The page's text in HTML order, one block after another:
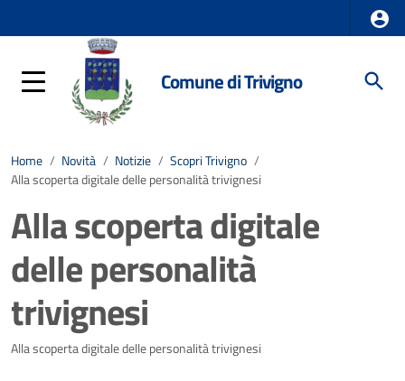
Comune di Trivigno
Home / Novità / Notizie / Scopri Trivigno /
Alla scoperta digitale delle personalità trivignesi
Alla scoperta digitale
delle personalità
trivignesi
Dettagli della notizia
Alla scoperta digitale delle personalità trivignesi